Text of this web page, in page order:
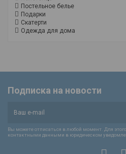
Постельное белье
Подарки
Скатерти
Одежда для дома
Подписка на новости
Вы можете отписаться в любой момент. Для
контактными данными в юридическом